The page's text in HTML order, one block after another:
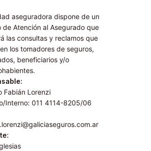
aseguradora dispone de un
de Atención al Asegurado que
las consultas y reclamos que
los tomadores de seguros,
beneficiarios y/o
Fabián Lorenzi
Interno: 011 4114-8205/06